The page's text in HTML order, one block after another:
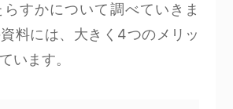
らすかについて調べていきま
料には、大きく4つのメリッ
います。